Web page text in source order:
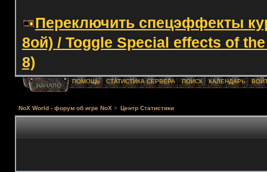
Переключить спецэффекты
8ой) / Toggle Special effects of
8)
НАЧАЛО
ПОМОЩЬ СТАТИСТИКА СЕРВЕРА ПОИСК КАЛЕНДАРЬ
NoX World - форум об игре NoX > Центр Статистики